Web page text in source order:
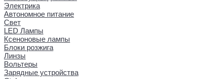
Электрика
Автономное питание
Свет
LED Лампы
Ксеноновые лампы
Блоки розжига
Линзы
Вольтеры
Зарядные устройства